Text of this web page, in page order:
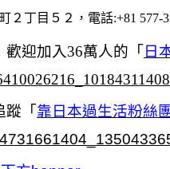
２丁目５２，電話:+81 577-
迎加入36萬人的「日
蹤「靠日本過生活粉絲團